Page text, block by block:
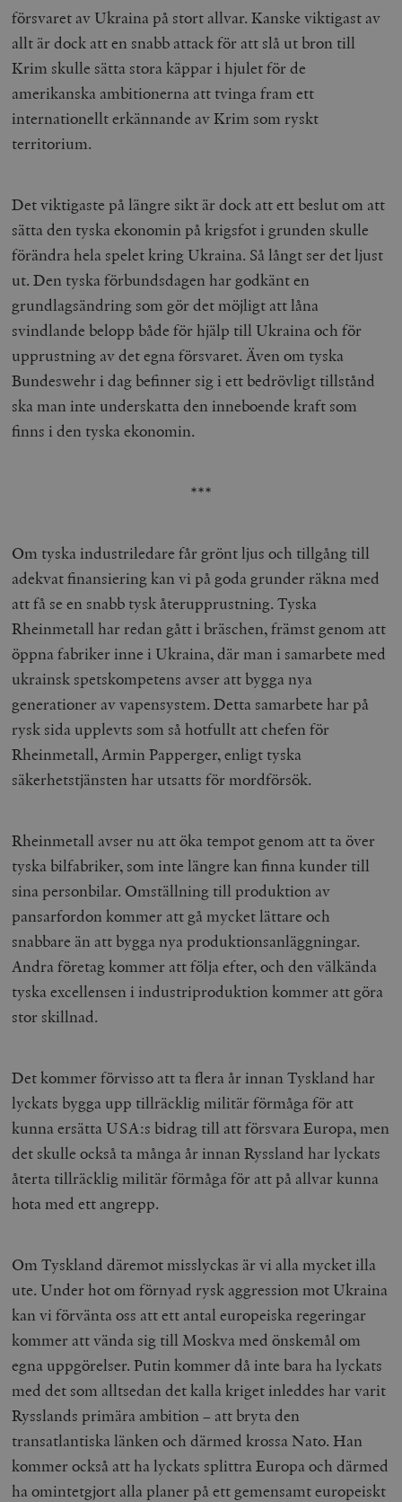
försvaret av Ukraina på stort allvar. Kanske viktigast av
allt är dock att en snabb attack för att slå ut bron till
Krim skulle sätta stora käppar i hjulet för de
amerikanska ambitionerna att tvinga fram ett
internationellt erkännande av Krim som ryskt
territorium.
Det viktigaste på längre sikt är dock att ett beslut om att
sätta den tyska ekonomin på krigsfot i grunden skulle
förändra hela spelet kring Ukraina. Så långt ser det ljust
ut. Den tyska förbundsdagen har godkänt en
grundlagsändring som gör det möjligt att låna
svindlande belopp både för hjälp till Ukraina och för
upprustning av det egna försvaret. Även om tyska
Bundeswehr i dag befinner sig i ett bedrövligt tillstånd
ska man inte underskatta den inneboende kraft som
finns i den tyska ekonomin.
***
Om tyska industriledare får grönt ljus och tillgång till
adekvat finansiering kan vi på goda grunder räkna med
att få se en snabb tysk återupprustning. Tyska
Rheinmetall har redan gått i bräschen, främst genom att
öppna fabriker inne i Ukraina, där man i samarbete med
ukrainsk spetskompetens avser att bygga nya
generationer av vapensystem. Detta samarbete har på
rysk sida upplevts som så hotfullt att chefen för
Rheinmetall, Armin Papperger, enligt tyska
säkerhetstjänsten har utsatts för mordförsök.
Rheinmetall avser nu att öka tempot genom att ta över
tyska bilfabriker, som inte längre kan finna kunder till
sina personbilar. Omställning till produktion av
pansarfordon kommer att gå mycket lättare och
snabbare än att bygga nya produktionsanläggningar.
Andra företag kommer att följa efter, och den välkända
tyska excellensen i industriproduktion kommer att göra
stor skillnad.
Det kommer förvisso att ta flera år innan Tyskland har
lyckats bygga upp tillräcklig militär förmåga för att
kunna ersätta USA:s bidrag till att försvara Europa, men
det skulle också ta många år innan Ryssland har lyckats
återta tillräcklig militär förmåga för att på allvar kunna
hota med ett angrepp.
Om Tyskland däremot misslyckas är vi alla mycket illa
ute. Under hot om förnyad rysk aggression mot Ukraina
kan vi förvänta oss att ett antal europeiska regeringar
kommer att vända sig till Moskva med önskemål om
egna uppgörelser. Putin kommer då inte bara ha lyckats
med det som alltsedan det kalla kriget inleddes har varit
Rysslands primära ambition – att bryta den
transatlantiska länken och därmed krossa Nato. Han
kommer också att ha lyckats splittra Europa och därmed
ha omintetgjort alla planer på ett gemensamt europeiskt